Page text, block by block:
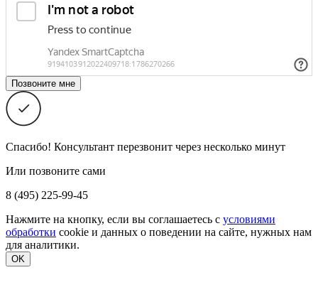
Спасибо! Консультант перезвонит через несколько минут
Или позвоните сами
8 (495) 225-99-45
Нажмите на кнопку, если вы соглашаетесь с условиями
обработки cookie и данных о поведении на сайте, нужных нам
для аналитики.
OK